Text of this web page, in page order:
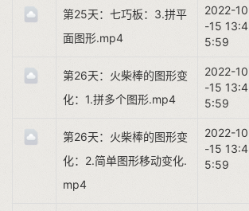
第25天：七巧板：3.拼平
面图形.mp4
2022-10
-15 13:4
5:59
第26天：火柴棒的图形变
化：1.拼多个图形.mp4
2022-10
-15 13:4
5:59
第26天：火柴棒的图形变
化：2.简单图形移动变化.
mp4
2022-10
-15 13:4
5:59